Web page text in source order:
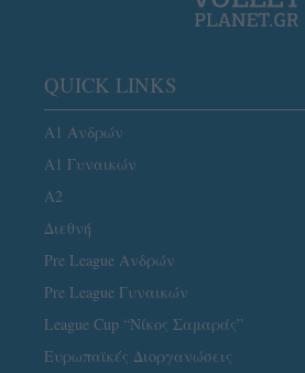
QUICK LINKS
Α1 Ανδρών
Α1 Γυναικών
A2
Διεθνή
Pre League Ανδρών
Pre League Γυναικών
League Cup “Νίκος Σαμαράς”
Ευρωπαϊκές Διοργανώσεις